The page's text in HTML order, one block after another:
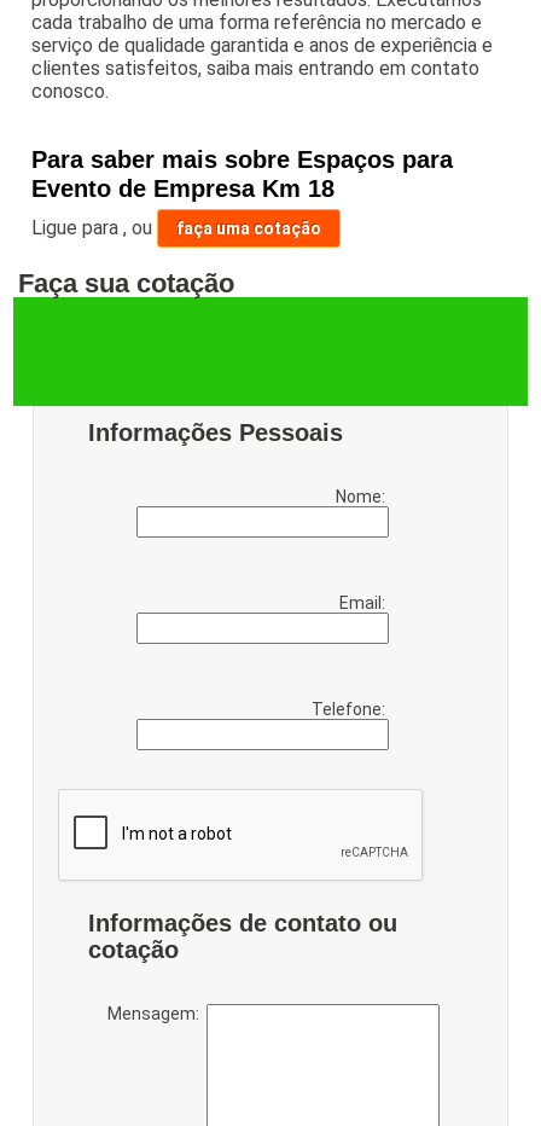
cada trabalho de uma forma referência no mercado e
serviço de qualidade garantida e anos de experiência e
clientes satisfeitos, saiba mais entrando em contato
conosco.
Para saber mais sobre Espaços para
Evento de Empresa Km 18
Ligue para,ou faça uma cotação
Faça sua cotação
Informações Pessoais
Nome:
Email:
Telefone:
Informações de contato ou
cotação
Mensagem: